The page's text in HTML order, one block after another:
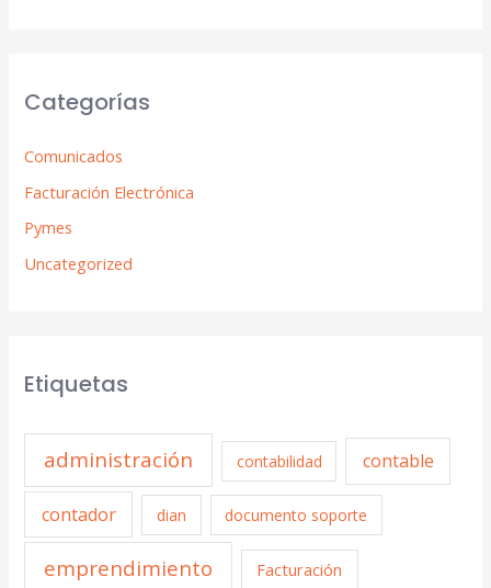
Categorías
Comunicados
Facturación Electrónica
Pymes
Uncategorized
Etiquetas
administración contabilidad contable
contador dian documento soporte
emprendimiento Facturación